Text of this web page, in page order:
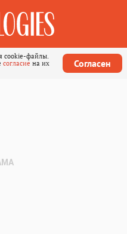
cookie-файлы.
согласие на их
Согласен